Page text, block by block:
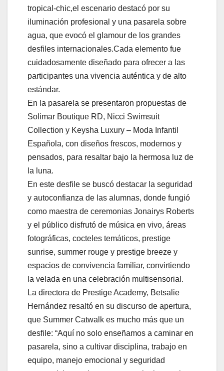
tropical-chic,el escenario destacó por su
iluminación profesional y una pasarela sobre
agua, que evocó el glamour de los grandes
desfiles internacionales.Cada elemento fue
cuidadosamente diseñado para ofrecer a las
participantes una vivencia auténtica y de alto
estándar.
En la pasarela se presentaron propuestas de
Solimar Boutique RD, Nicci Swimsuit
Collection y Keysha Luxury – Moda Infantil
Española, con diseños frescos, modernos y
pensados, para resaltar bajo la hermosa luz de
la luna.
En este desfile se buscó destacar la seguridad
y autoconfianza de las alumnas, donde fungió
como maestra de ceremonias Jonairys Roberts
y el público disfrutó de música en vivo, áreas
fotográficas, cocteles temáticos, prestige
sunrise, summer rouge y prestige breeze y
espacios de convivencia familiar, convirtiendo
la velada en una celebración multisensorial.
La directora de Prestige Academy, Betsalie
Hernández resaltó en su discurso de apertura,
que Summer Catwalk es mucho más que un
desfile: “Aquí no solo enseñamos a caminar en
pasarela, sino a cultivar disciplina, trabajo en
equipo, manejo emocional y seguridad